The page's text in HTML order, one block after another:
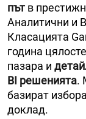
път в
Аналитични и
Класацията
година
пазара и
BI решенията.
базират
доклад.